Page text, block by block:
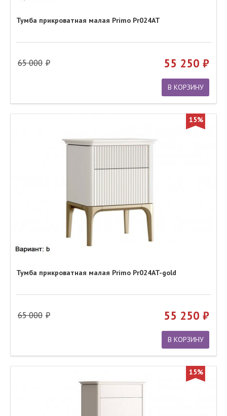
Тумба прикроватная малая Primo Pr024AT
65 000 55 250
В КОРЗИНУ
15%
Тумба прикроватная малая Primo Pr024AT-gold
65 000 55 250
В КОРЗИНУ
15%